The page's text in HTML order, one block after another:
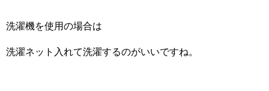
洗濯機を使用の場合は
洗濯ネット入れて洗濯するのがいいですね。